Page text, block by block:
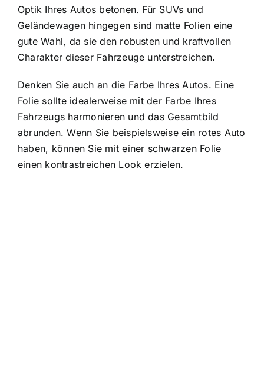
Optik Ihres Autos betonen. Für SUVs und
Geländewagen hingegen sind matte Folien eine
gute Wahl, da sie den robusten und kraftvollen
Charakter dieser Fahrzeuge unterstreichen.
Denken Sie auch an die Farbe Ihres Autos. Eine
Folie sollte idealerweise mit der Farbe Ihres
Fahrzeugs harmonieren und das Gesamtbild
abrunden. Wenn Sie beispielsweise ein rotes Auto
haben, können Sie mit einer schwarzen Folie
einen kontrastreichen Look erzielen.